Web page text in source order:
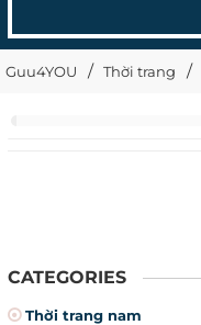
Guu4YOU Thời trang
CATEGORIES
Thời trang nam